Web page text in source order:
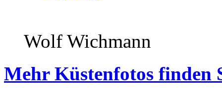
Wolf Wichmann
Mehr Küstenfotos finden